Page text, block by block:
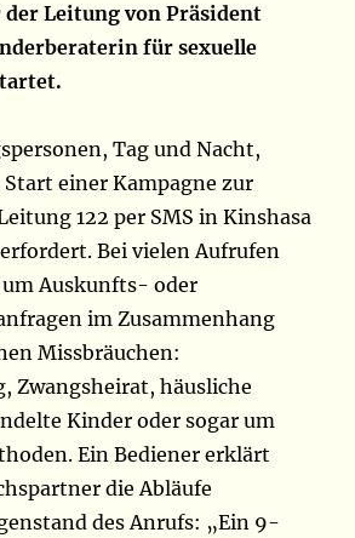
Leitung von Präsident
für sexuelle
Tag und Nacht,
einer Kampagne zur
122 per SMS in Kinshasa
Bei vielen Aufrufen
Auskunfts- oder
im Zusammenhang
Missbräuchen:
Zwangsheirat, häusliche
Kinder oder sogar um
Ein Bediener erklärt
die Abläufe
des Anrufs: „Ein 9-